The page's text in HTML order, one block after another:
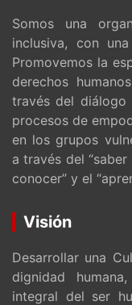
Somos una
inclusiva, con
Promovemos la
derechos
través del
procesos de
en los grupos
a través del “saber
conocer” y el
Visión
Desarrollar una
dignidad
integral del ser